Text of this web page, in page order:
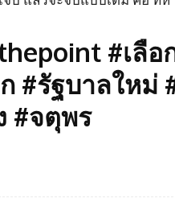
#เลือก
#รัฐบาลใหม่
#จตุพร